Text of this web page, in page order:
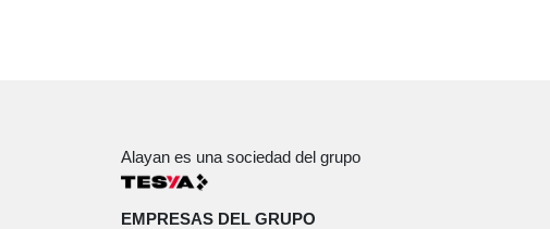
Alayan es una sociedad del grupo
EMPRESAS DEL GRUPO